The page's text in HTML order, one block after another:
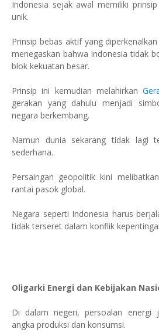
Indonesia sejak awal memiliki
unik.
Prinsip bebas aktif yang
menegaskan bahwa Indonesia tidak
blok kekuatan besar.
Prinsip ini kemudian melahirkan
gerakan yang dahulu menjadi
negara berkembang.
Namun dunia sekarang tidak lagi
sederhana.
Persaingan geopolitik kini
rantai pasok global.
Negara seperti Indonesia harus
tidak terseret dalam konflik
Oligarki Energi dan Kebijakan
Di dalam negeri, persoalan energi
angka produksi dan konsumsi.